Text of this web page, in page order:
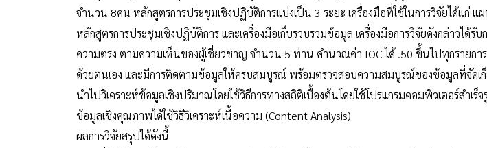
จำนวน 8คน หลักสูตรการประชุมเชิงปฏิบัติการแบ่งเป็น 3 ระยะ เครื่องมือที่ใช้ในการวิจัยได้แก่
หลักสูตรการประชุมเชิงปฏิบัติการ และเครื่องมือเก็บรวบรวมข้อมูล เครื่องมือการวิจัยดังกล่าวไ
ความตรง ตามความเห็นของผู้เชี่ยวชาญ จำนวน 5 ท่าน คำนวณค่า IOC ได้ .50 ขึ้นไปทุกรายกา
ด้วยตนเอง และมีการติดตามข้อมูลให้ครบสมบูรณ์ พร้อมตรวจสอบความสมบูรณ์ของข้อมูลที่จัดเ
นำไปวิเคราะห์ข้อมูลเชิงปริมาณโดยใช้วิธีการทางสถิติเบื้องต้นโดยใช้โปรแกรมคอมพิวเตอร์สำเร็จ
ข้อมูลเชิงคุณภาพได้ใช้วิธีวิเคราะห์เนื้อความ (Content Analysis)
ผลการวิจัยสรุปได้ดังนี้